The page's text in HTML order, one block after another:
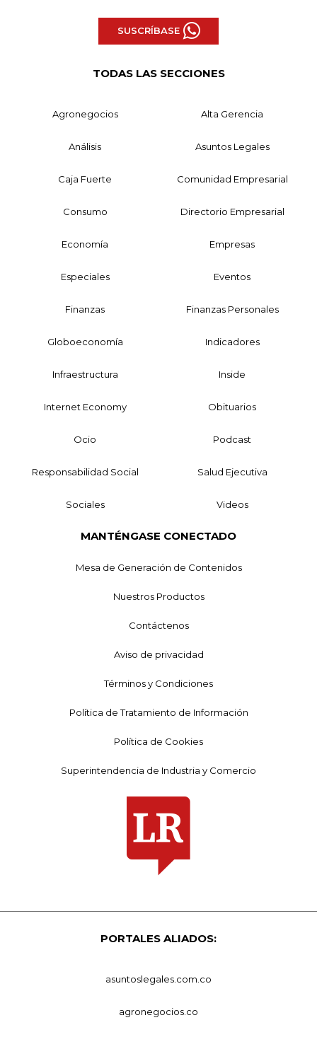
SUSCRÍBASE
TODAS LAS SECCIONES
Agronegocios Alta Gerencia
Análisis Asuntos Legales
Caja Fuerte Comunidad Empresarial
Consumo Directorio Empresarial
Economía Empresas
Especiales Eventos
Finanzas Finanzas Personales
Globoeconomía Indicadores
Infraestructura Inside
Internet Economy Obituarios
Ocio Podcast
Responsabilidad Social Salud Ejecutiva
Sociales Videos
MANTÉNGASE CONECTADO
Mesa de Generación de Contenidos
Nuestros Productos
Contáctenos
Aviso de privacidad
Términos y Condiciones
Política de Tratamiento de Información
Política de Cookies
Superintendencia de Industria y Comercio
PORTALES ALIADOS:
asuntoslegales.com.co
agronegocios.co